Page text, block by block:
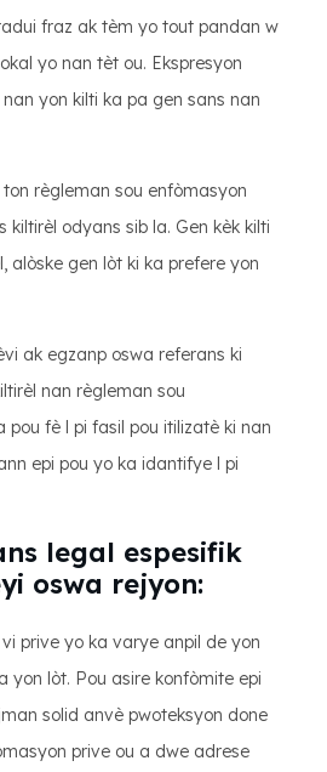
fraz ak tèm yo tout pandan w
yo nan tèt ou. Ekspresyon
yon kilti ka pa gen sans nan
règleman sou enfòmasyon
kiltirèl odyans sib la. Gen kèk kilti
alòske gen lòt ki ka prefere yon
ak egzanp oswa referans ki
nan règleman sou
pou fè l pi fasil pou itilizatè ki nan
epi pou yo ka idantifye l pi
legal espesifik
oswa rejyon:
prive yo ka varye anpil de yon
yon lòt. Pou asire konfòmite epi
solid anvè pwoteksyon done
prive ou a dwe adrese